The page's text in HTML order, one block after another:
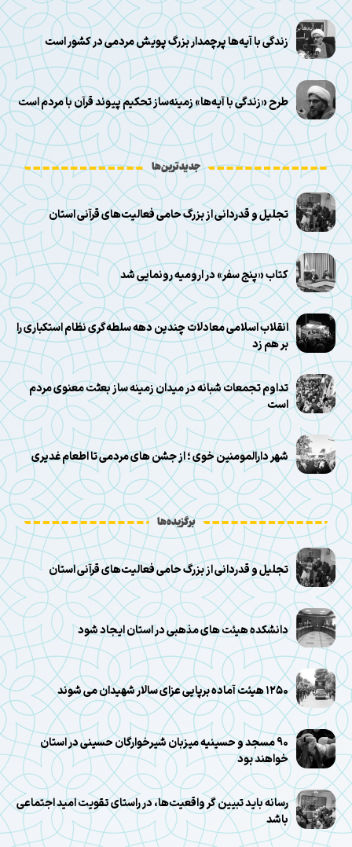
زندگی با آیه‌ها پرچمدار بزرگ پویش مردمی در کشور است
طرح «زندگی با آیه‌ها» زمینه‌ساز تحکیم پیوند قرآن با مردم است
جدیدترین‌ها
تجلیل و قدردانی از بزرگ حامی فعالیت‌های قرآنی استان
کتاب «پنج سفر» در ارومیه رونمایی شد
انقلاب اسلامی معادلات چندین دهه سلطه‌گری نظام استکباری را
بر هم زد
تداوم تجمعات شبانه در میدان زمینه ساز بعثت معنوی مردم
است
شهر دارالمومنین خوی ؛ از جشن های مردمی تا اطعام غدیری
برگزیده‌ها
تجلیل و قدردانی از بزرگ حامی فعالیت‌های قرآنی استان
دانشکده هیئت های مذهبی در استان ایجاد شود
۱۲۵۰ هیئت آماده برپایی عزای سالار شهیدان می شوند
۹۰ مسجد و حسینیه میزبان شیرخوارگان حسینی در استان
خواهند بود
رسانه باید تبیین گر واقعیت‌ها، در راستای تقویت امید اجتماعی
باشد